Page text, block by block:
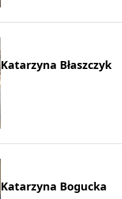
Katarzyna Błaszczyk
Katarzyna Bogucka